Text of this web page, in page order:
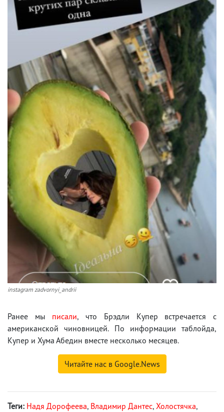
instagram zadvornyi_andrii
Ранее мы писали, что Брэдли Купер встречается с
американской чиновницей. По информации таблойда,
Купер и Хума Абедин вместе несколько месяцев.
Читайте нас в Google.News
Теги: Надя Дорофеева, Владимир Дантес, Холостячка,